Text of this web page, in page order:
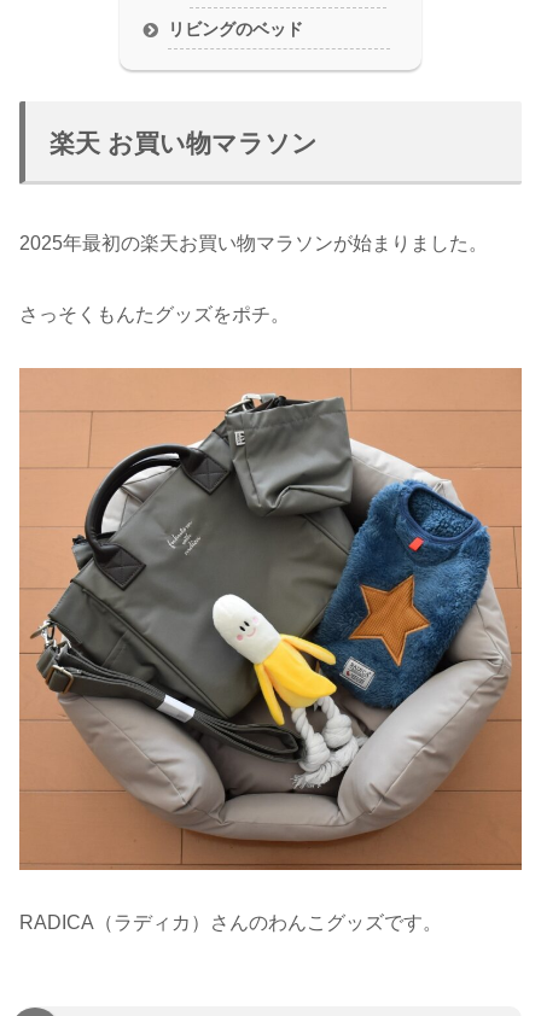
リビングのベッド
楽天 お買い物マラソン
2025年最初の楽天お買い物マラソンが始まりました。
さっそくもんたグッズをポチ。
RADICA（ラディカ）さんのわんこグッズです。